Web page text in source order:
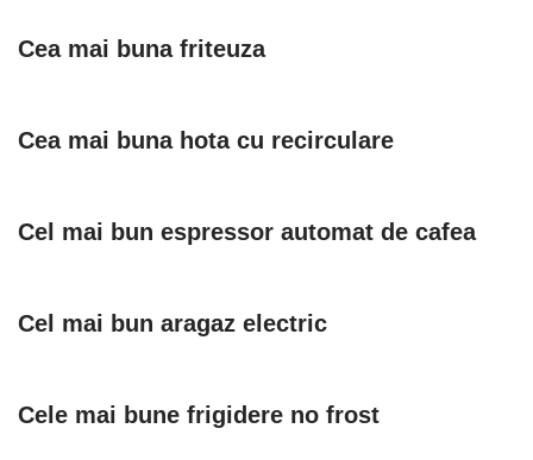
Cea mai buna friteuza
Cea mai buna hota cu recirculare
Cel mai bun espressor automat de cafea
Cel mai bun aragaz electric
Cele mai bune frigidere no frost